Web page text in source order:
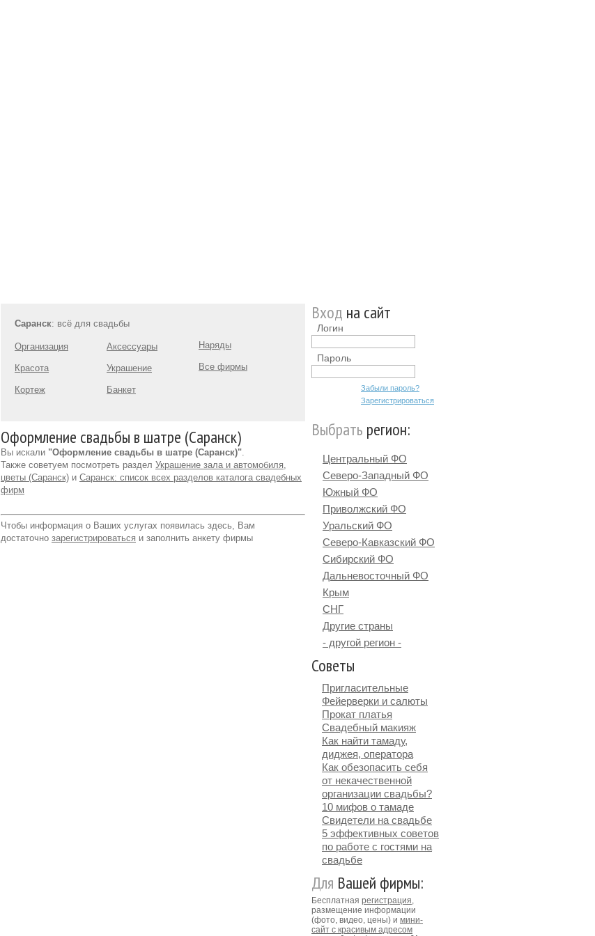
Саранск: всё для свадьбы
Организация
Красота
Кортеж
Аксессуары
Украшение
Банкет
Наряды
Все фирмы
Оформление свадьбы в шатре (Саранск)
Вы искали "Оформление свадьбы в шатре (Саранск)".
Также советуем посмотреть раздел Украшение зала и автомобиля,
цветы (Саранск) и Саранск: список всех разделов каталога свадебных
фирм
Чтобы информация о Ваших услугах появилась здесь, Вам
достаточно зарегистрироваться и заполнить анкету фирмы
Вход на сайт
Логин
Пароль
Забыли пароль?
Зарегистрироваться
Выбрать регион:
Центральный ФО
Северо-Западный ФО
Южный ФО
Приволжский ФО
Уральский ФО
Северо-Кавказский ФО
Сибирский ФО
Дальневосточный ФО
Крым
СНГ
Другие страны
- другой регион -
Советы
Пригласительные
Фейерверки и салюты
Прокат платья
Свадебный макияж
Как найти тамаду,
диджея, оператора
Как обезопасить себя
от некачественной
организации свадьбы?
10 мифов о тамаде
Свидетели на свадьбе
5 эффективных советов
по работе с гостями на
свадьбе
Для Вашей фирмы:
Бесплатная регистрация,
размещение информации
(фото, видео, цены) и мини-
сайт с красивым адресом